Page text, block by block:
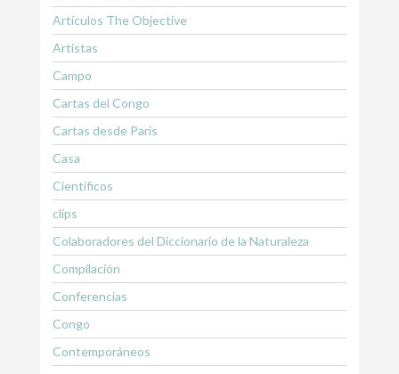
Artículos The Objective
Artistas
Campo
Cartas del Congo
Cartas desde Paris
Casa
Científicos
clips
Colaboradores del Diccionario de la Naturaleza
Compilación
Conferencias
Congo
Contemporáneos